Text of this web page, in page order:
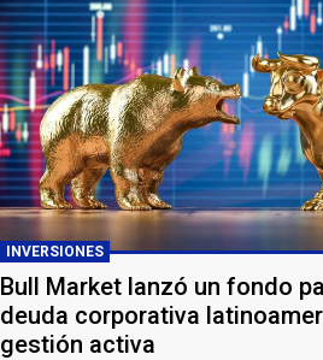
INVERSIONES
Bull Market lanzó un fondo
deuda corporativa
gestión activa